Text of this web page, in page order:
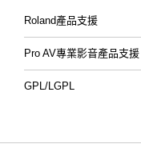
Roland產品支援
Pro AV專業影音產品支援
GPL/LGPL